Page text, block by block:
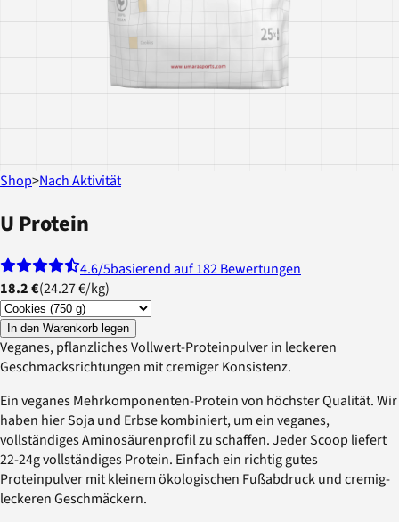
Shop>Nach Aktivität
U Protein
4.6/5basierend auf 182 Bewertungen
18.2 €(24.27 €/kg)
In den Warenkorb legen
Veganes, pflanzliches Vollwert-Proteinpulver in leckeren
Geschmacksrichtungen mit cremiger Konsistenz.
Ein veganes Mehrkomponenten-Protein von höchster Qualität. Wir
haben hier Soja und Erbse kombiniert, um ein veganes,
vollständiges Aminosäurenprofil zu schaffen. Jeder Scoop liefert
22-24g vollständiges Protein. Einfach ein richtig gutes
Proteinpulver mit kleinem ökologischen Fußabdruck und cremig-
leckeren Geschmäckern.